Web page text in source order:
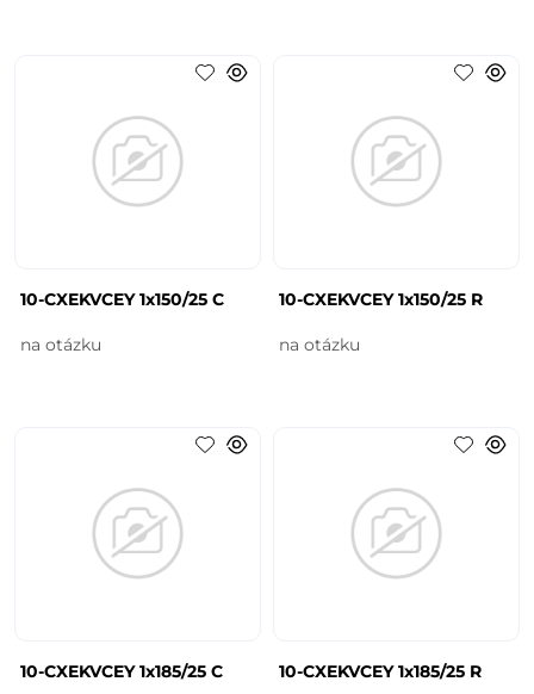
10-CXEKVCEY 1x150/25 C
na otázku
10-CXEKVCEY 1x150/25 R
na otázku
10-CXEKVCEY 1x185/25 C 10-CXEKVCEY 1x185/25 R